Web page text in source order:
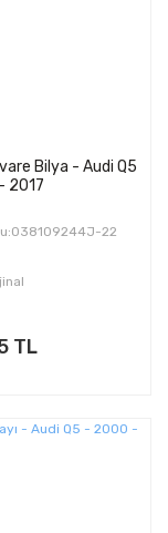
Bilya - Audi Q5
2017
22
TL